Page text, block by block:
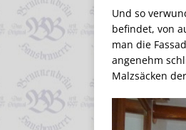
Und so
befindet, von
man die
angenehm
Malzsäcken